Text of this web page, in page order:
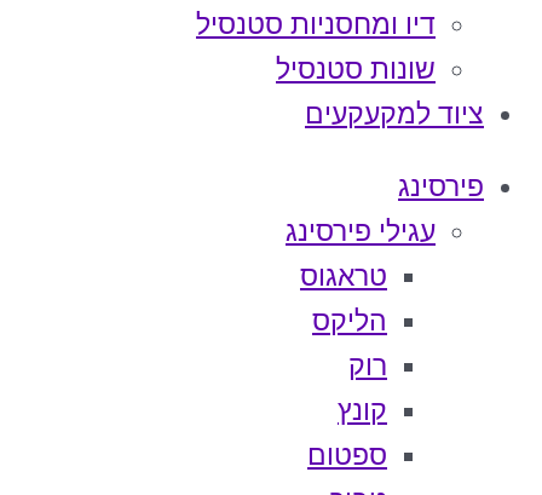
דיו ומחסניות סטנסיל
שונות סטנסיל
ציוד למקעקעים
פירסינג
עגילי פירסינג
טראגוס
הליקס
רוק
קונץ
ספטום